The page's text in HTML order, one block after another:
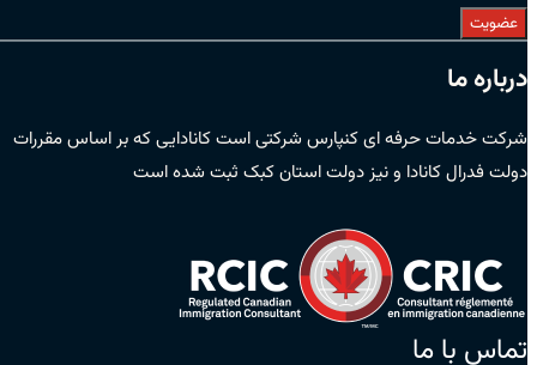
عضویت
درباره ما
شرکت خدمات حرفه ای کنپارس شرکتی است کانادایی که بر اساس مقررات
دولت فدرال کانادا و نیز دولت استان کبک ثبت شده است
تماس با ما